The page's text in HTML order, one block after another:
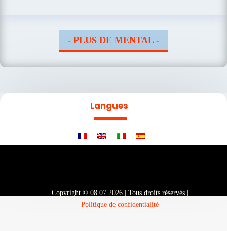
- PLUS DE MENTAL -
Langues
Copyright © 08.07.2026 | Tous droits réservés |
Politique de confidentialité